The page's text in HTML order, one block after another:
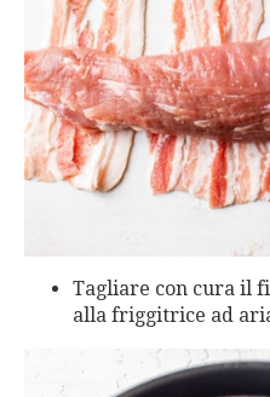
Tagliare con cura il
alla friggitrice ad